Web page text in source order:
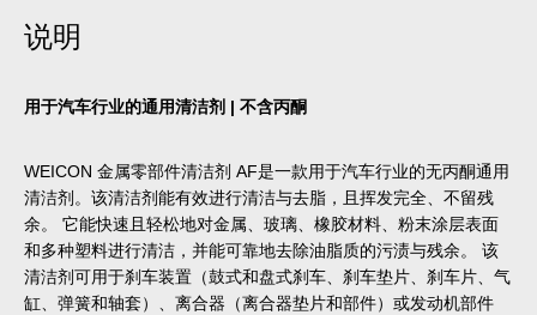
说明
用于汽车行业的通用清洁剂 | 不含丙酮
WEICON 金属零部件清洁剂 AF是一款用于汽车行业的无丙酮通用
清洁剂。该清洁剂能有效进行清洁与去脂，且挥发完全、不留残
余。 它能快速且轻松地对金属、玻璃、橡胶材料、粉末涂层表面
和多种塑料进行清洁，并能可靠地去除油脂质的污渍与残余。 该
清洁剂可用于刹车装置（鼓式和盘式刹车、刹车垫片、刹车片、气
缸、弹簧和轴套）、离合器（离合器垫片和部件）或发动机部件